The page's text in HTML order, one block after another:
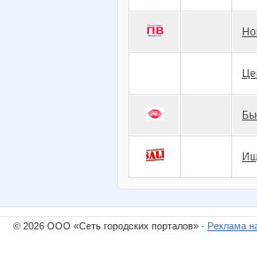
© 2026 ООО «Сеть городских порталов» · Реклама